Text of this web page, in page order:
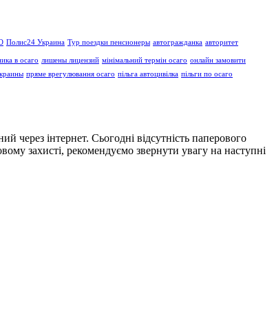
Полис24 Украина Тур поездки пенсионеры автогражданка авторитет
в осаго лишены лицензий мінімальний термін осаго онлайн замовити
пряме врегулювання осаго пільга автоцивілка пільги по осаго
через інтернет. Сьогодні відсутність паперового
захисті, рекомендуємо звернути увагу на наступні